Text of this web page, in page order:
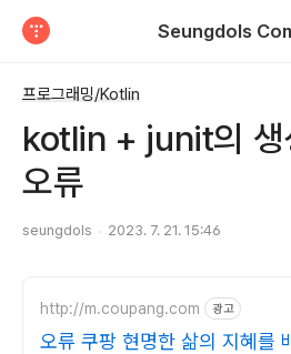
Seungdols
프로그래밍/Kotlin
kotlin + junit의 생
오류
seungdols 2023. 7. 21. 15:46
http://m.coupang.com 광고
오류 쿠팡 현명한 삶의 지혜를